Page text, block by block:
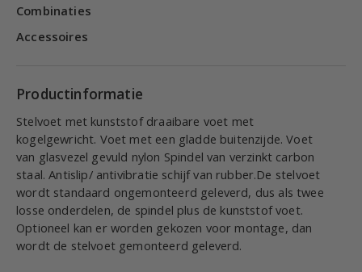
Combinaties
Accessoires
Productinformatie
Stelvoet met kunststof draaibare voet met
kogelgewricht. Voet met een gladde buitenzijde. Voet
van glasvezel gevuld nylon Spindel van verzinkt carbon
staal. Antislip/ antivibratie schijf van rubber.De stelvoet
wordt standaard ongemonteerd geleverd, dus als twee
losse onderdelen, de spindel plus de kunststof voet.
Optioneel kan er worden gekozen voor montage, dan
wordt de stelvoet gemonteerd geleverd.